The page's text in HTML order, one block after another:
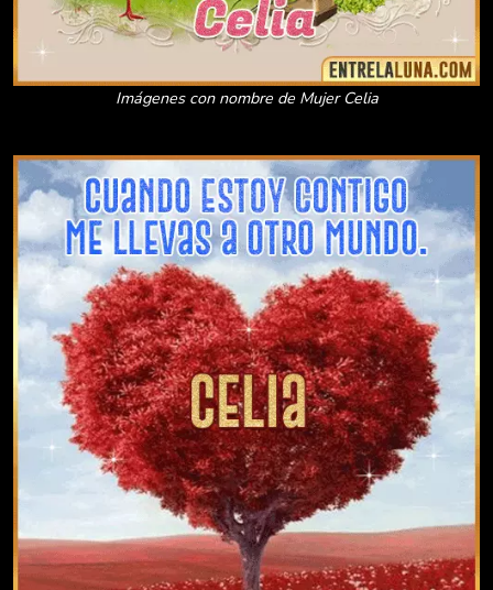
Imágenes con nombre de Mujer Celia